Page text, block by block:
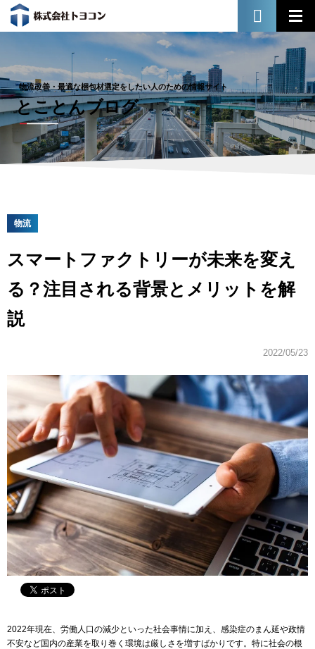
物流改善・最適な梱包材選定をしたい人のための情報サイト
とことんブログ
物流
スマートファクトリーが未来を変え
る？注目される背景とメリットを解
説
2022/05/23
2022年現在、労働人口の減少といった社会事情に加え、感染症のまん延や政情
不安など国内の産業を取り巻く環境は厳しさを増すばかりです。特に社会の根